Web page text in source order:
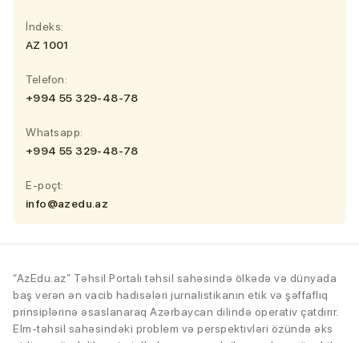
İndeks:
AZ 1001
Telefon:
+994 55 329-48-78
Whatsapp:
+994 55 329-48-78
E-poçt:
info@azedu.az
“AzEdu.az” Təhsil Portalı təhsil sahəsində ölkədə və dünyada
baş verən ən vacib hadisələri jurnalistikanın etik və şəffaflıq
prinsiplərinə əsaslanaraq Azərbaycan dilində operativ çatdırır.
Elm-təhsil sahəsindəki problem və perspektivləri özündə əks